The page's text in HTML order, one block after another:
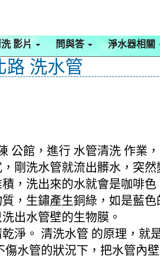
影片 問與答 淨水器相關
路 洗水管
公館，進行 水管清洗 作業
剛洗水管就流出髒水，突
，洗出來的水就會是咖啡
，生鏽產生銅綠，如是藍
出水管壁的生物膜。
淨。 清洗水管 的原理，
水管的狀況下，把水管內壁